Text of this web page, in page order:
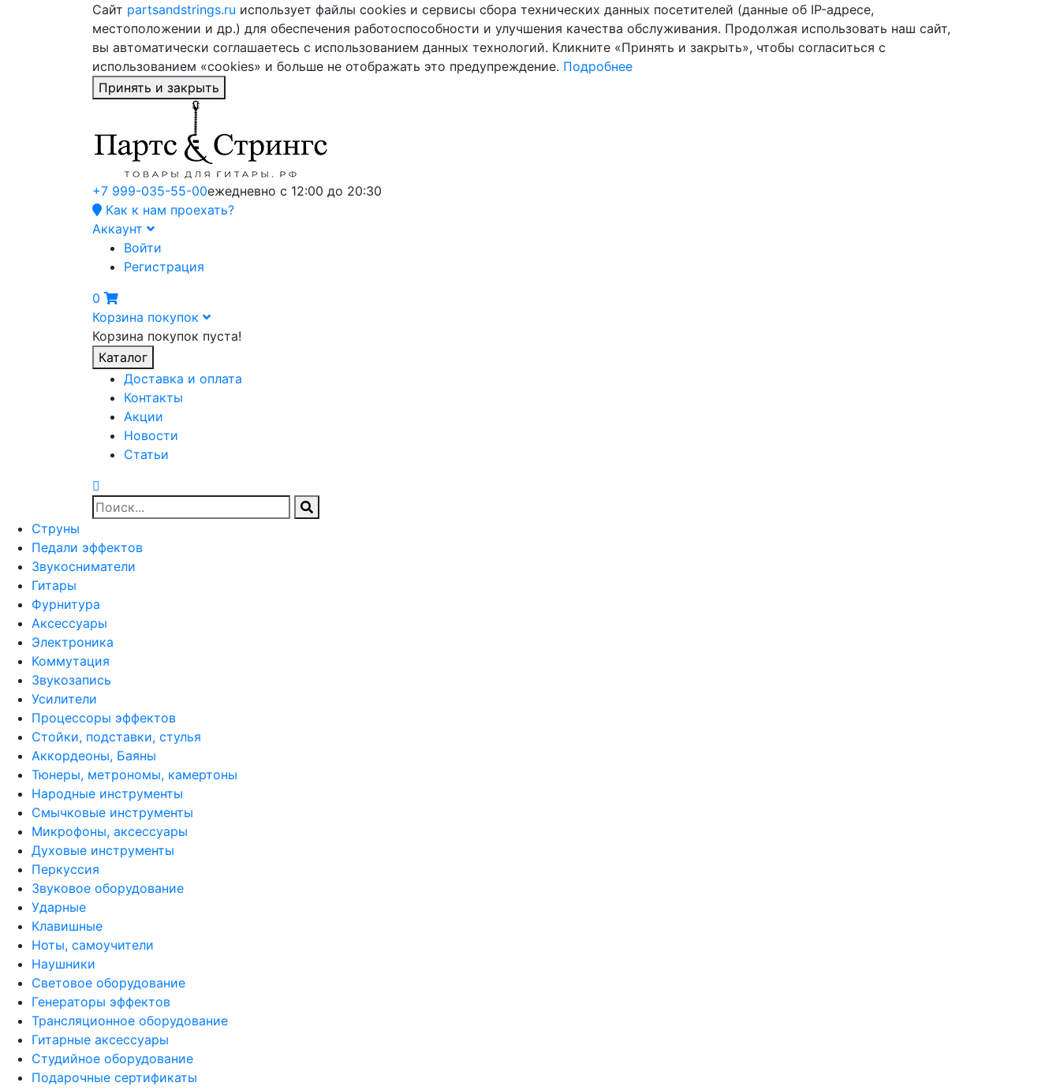
Сайт partsandstrings.ru использует файлы cookies и сервисы сбора технических данных посетителей (данные об IP-адресе,
местоположении и др.) для обеспечения работоспособности и улучшения качества обслуживания. Продолжая использовать наш сайт,
вы автоматически соглашаетесь с использованием данных технологий. Кликните «Принять и закрыть», чтобы согласиться с
использованием «cookies» и больше не отображать это предупреждение. Подробнее
Принять и закрыть
+7 999-035-55-00ежедневно с 12:00 до 20:30
Как к нам проехать?
Аккаунт
Войти
Регистрация
0
Корзина покупок
Корзина покупок пуста!
Каталог
Доставка и оплата
Контакты
Акции
Новости
Статьи
Струны
Педали эффектов
Звукосниматели
Гитары
Фурнитура
Аксессуары
Электроника
Коммутация
Звукозапись
Усилители
Процессоры эффектов
Стойки, подставки, стулья
Аккордеоны, Баяны
Тюнеры, метрономы, камертоны
Народные инструменты
Смычковые инструменты
Микрофоны, аксессуары
Духовые инструменты
Перкуссия
Звуковое оборудование
Ударные
Клавишные
Ноты, самоучители
Наушники
Световое оборудование
Генераторы эффектов
Трансляционное оборудование
Гитарные аксессуары
Студийное оборудование
Подарочные сертификаты